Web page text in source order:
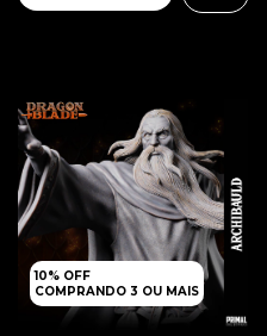
10% OFF
COMPRANDO 3 OU MAIS